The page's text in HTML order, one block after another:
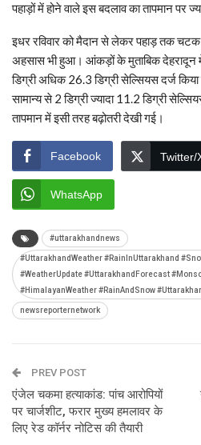
पहाड़ों में होने वाले इस बदलाव का तापमान पर
इधर रविवार को मैदान से लेकर पहाड़ तक चटक
अहसास भी हुआ। आंकड़ों के मुताबिक देहरादून
डिग्री अधिक 26.3 डिग्री सेल्सियस दर्ज
सामान्य से 2 डिग्री ज्यादा 11.2 डिग्री
तापमान में इसी तरह बढ़ोतरी देखी गई।
Facebook Twitter/
WhatsApp
#uttarakhandnews
#UttarakhandWeather #RainInUttarakhand
#WeatherUpdate #UttarakhandForecast
#HimalayanWeather #RainAndSnow
newsreporternetwork
PREV POST
एंजेल चकमा हत्याकांड: पांच आरोपियों
पर चार्जशीट, फरार मुख्य हमलावर के
लिए रेड कॉर्नर नोटिस की तैयारी